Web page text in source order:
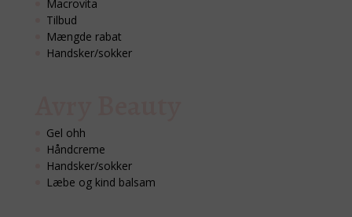
Macrovita
Tilbud
Mængde rabat
Handsker/sokker
Gel ohh
Håndcreme
Handsker/sokker
Læbe og kind balsam